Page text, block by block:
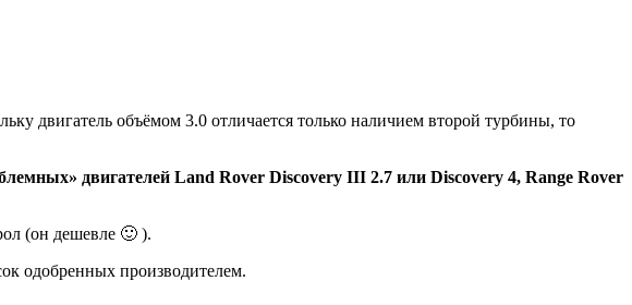
двигатель объёмом 3.0 отличается только наличием второй турбины, то
двигателей Land Rover Discovery III 2.7 или Discovery 4, Range Rover
(он дешевле 🙂 ).
одобренных производителем.